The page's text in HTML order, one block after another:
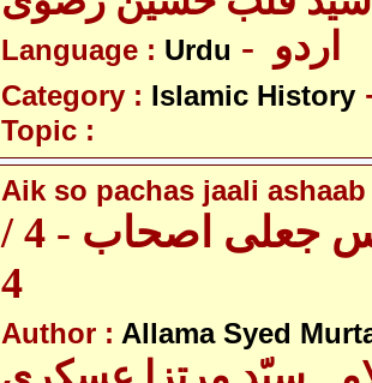
Language : Urdu
Category : Islamic History
Topic :
Aik so pachas jaali ashaab
ایک سو پچاس جعلی اصحاب - 4 /
4
Author : Allama Syed